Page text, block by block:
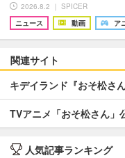
2026.8.2 ｜ SPICER
ニュース
動画 ア
関連サイト
キデイランド『おそ松さ
TVアニメ「おそ松さん」
人気記事ランキング